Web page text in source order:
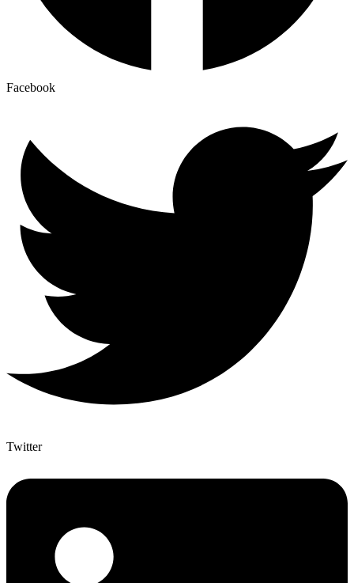
Facebook
Twitter